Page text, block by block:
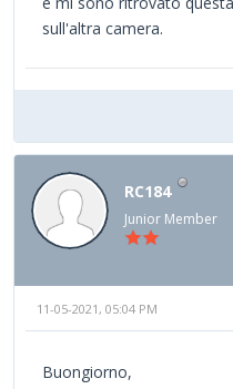
sull'altra camera.
RC184
Junior Member
11-05-2021, 05:04 PM
Buongiorno,